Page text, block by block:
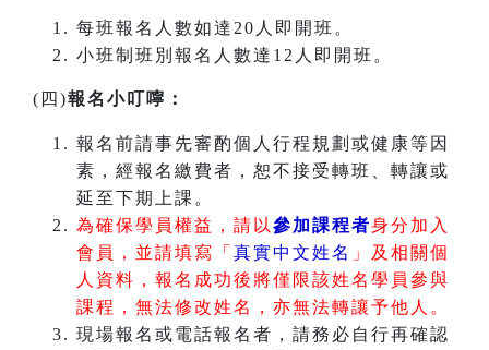
每班報名人數如達20人即開班。
小班制班別報名人數達12人即開班。
(四)報名小叮嚀：
報名前請事先審酌個人行程規劃或健康等因
素，經報名繳費者，恕不接受轉班、轉讓或
延至下期上課。
為確保學員權益，請以 參加課程者身分加入
會員，並請填寫「 真實中文姓名 」及相關個
人資料，報名成功後將僅限該姓名學員參與
課程，無法修改姓名，亦無法轉讓予他人。
現場報名或電話報名者，請務必自行再確認